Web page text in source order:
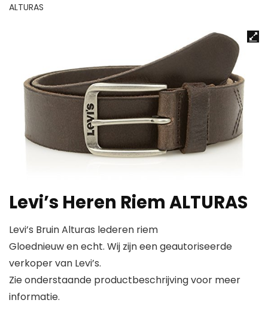
ALTURAS
Levi’s Heren Riem ALTURAS
Levi’s Bruin Alturas lederen riem
Gloednieuw en echt. Wij zijn een geautoriseerde
verkoper van Levi’s.
Zie onderstaande productbeschrijving voor meer
informatie.